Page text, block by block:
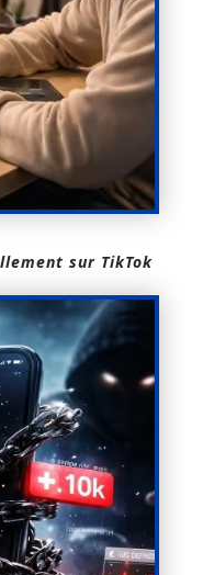
sur TikTok